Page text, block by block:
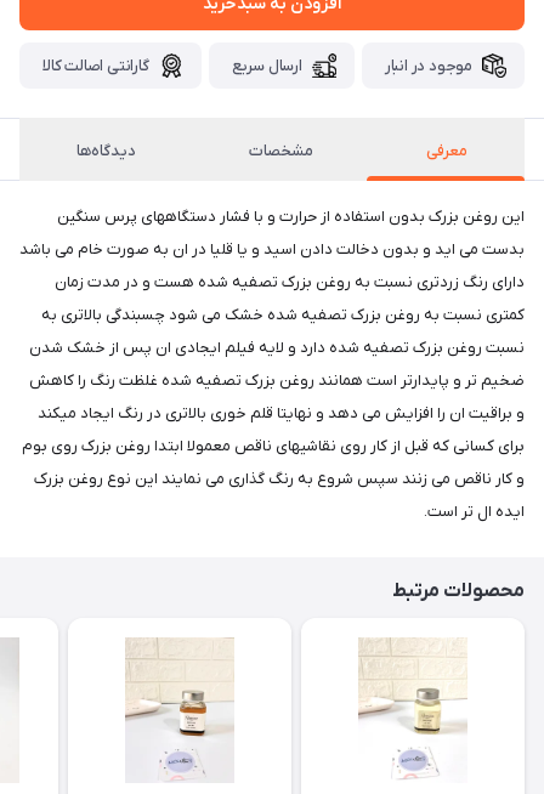
موجود در انبار ارسال سریع گارانتی اصالت کالا
معرفی مشخصات دیدگاه‌ها
این روغن بزرک بدون استفاده از حرارت و با فشار دستگاههای پرس سنگین
بدست می اید و بدون دخالت دادن اسید و یا قلیا در ان به صورت خام می باشد
دارای رنگ زردتری نسبت به روغن بزرک تصفیه شده هست و در مدت زمان
کمتری نسبت به روغن بزرک تصفیه شده خشک می شود چسبندگی بالاتری به
نسبت روغن بزرک تصفیه شده دارد و لایه فیلم ایجادی ان پس از خشک شدن
ضخیم تر و پایدارتر است همانند روغن بزرک تصفیه شده غلظت رنگ را کاهش
و براقیت ان را افزایش می دهد و نهایتا قلم خوری بالاتری در رنگ ایجاد میکند
برای کسانی که قبل از کار روی نقاشیهای ناقص معمولا ابتدا روغن بزرک روی بوم
و کار ناقص می زنند سپس شروع به رنگ گذاری می نمایند این نوع روغن بزرک
ایده ال تر است.
محصولات مرتبط